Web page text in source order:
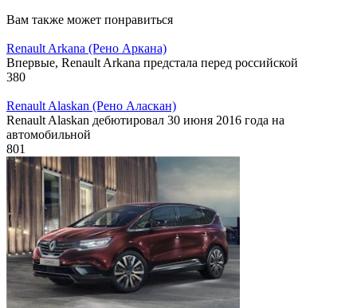
Вам также может понравиться
Renault Arkana (Рено Аркана)
Впервые, Renault Arkana предстала перед российской
380
Renault Alaskan (Рено Аласкан)
Renault Alaskan дебютировал 30 июня 2016 года на
автомобильной
801